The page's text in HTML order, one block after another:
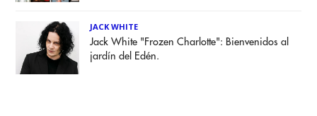
JACK WHITE
Jack White "Frozen Charlotte": Bienvenidos al
jardín del Edén.